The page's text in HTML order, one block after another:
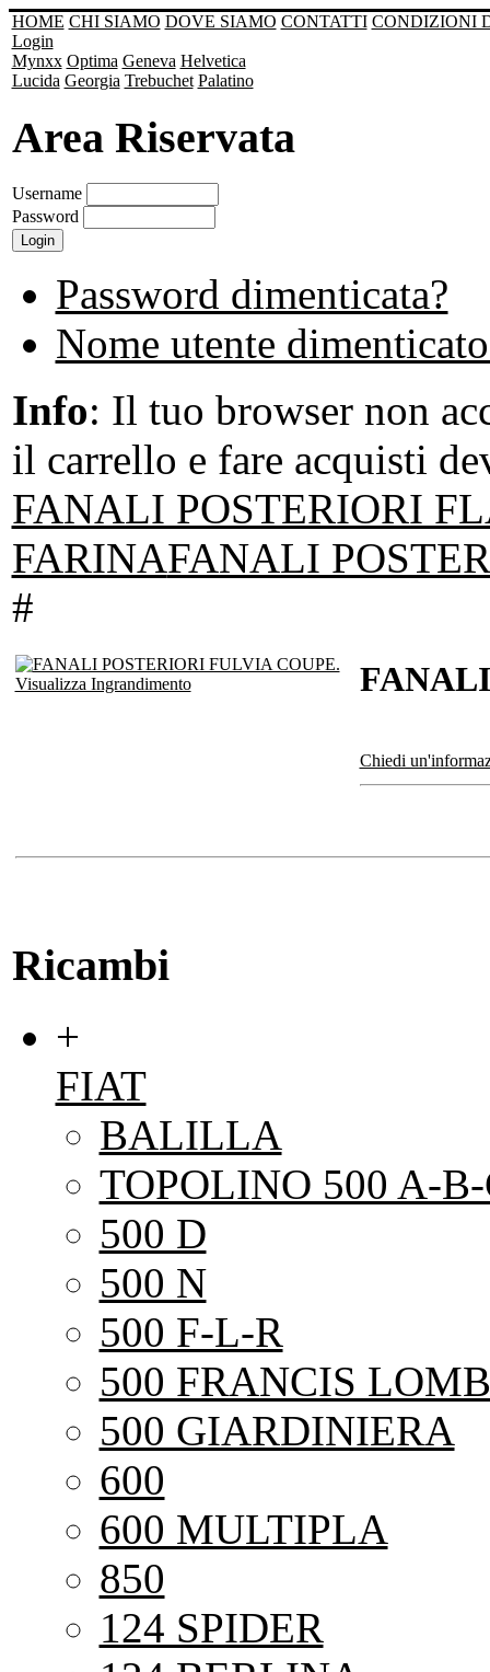
HOME CHI SIAMO DOVE SIAMO CONTATTI CONDIZIONI
Login
Mynxx Optima Geneva Helvetica
Lucida Georgia Trebuchet Palatino
Area Riservata
Username
Password
Password dimenticata?
Nome utente
Info: Il tuo browser non
il carrello e fare acquisti
FANALI POSTERIORI
FARINAFANALI
#
Visualizza Ingrandimento
Chiedi
Ricambi
+
FIAT
BALILLA
TOPOLINO 500 A-
500 D
500 N
500 F-L-R
500 FRANCIS
500 GIARDINIERA
600
600 MULTIPLA
850
124 SPIDER